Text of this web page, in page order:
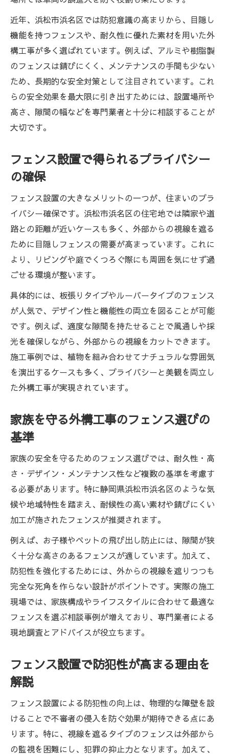
近年、浜松市浜名区では防犯意識の高まりから、目隠し
機能を持つフェンスや、耐久性に優れた素材を用いた外
構工事が多く選ばれています。例えば、アルミや樹脂製
のフェンスは錆びにくく、メンテナンスの手間も少ない
ため、長期的な安全対策として注目されています。これ
らの安全効果を最大限に引き出すためには、設置場所や
高さ、隙間の幅などを専門業者と十分に相談することが
大切です。
フェンス設置で得られるプライバシー
の確保
フェンス設置の大きなメリットの一つが、住まいのプラ
イバシー確保です。浜松市浜名区の住宅地では隣家や道
路との距離が近いケースも多く、外部からの視線を遮る
ために目隠しフェンスの需要が高まっています。これに
より、リビングや庭でくつろぐ際にも周囲を気にせず過
ごせる環境が整います。
具体的には、板張りタイプやルーバータイプのフェンス
が人気で、デザイン性と機能性の両立を図ることが可能
です。例えば、適度な隙間を持たせることで風通しや採
光を確保しながら、外部からの視線をカットできます。
施工事例では、植物を組み合わせてナチュラルな雰囲気
を演出するケースも多く、プライバシーと美観を両立し
た外構工事が実現されています。
家族を守る外構工事のフェンス選びの
基準
家族の安全を守るためのフェンス選びでは、耐久性・高
さ・デザイン・メンテナンス性など複数の基準を考慮す
る必要があります。特に静岡県浜松市浜名区のような気
候や地域特性を踏まえ、耐候性の高い素材や錆びにくい
加工が施されたフェンスが推奨されます。
例えば、お子様やペットの飛び出し防止には、隙間が狭
く十分な高さのあるフェンスが適しています。加えて、
防犯性を強化するためには、外からの視線を遮りつつも
完全な死角を作らない設計がポイントです。実際の施工
現場では、家族構成やライフスタイルに合わせて最適な
フェンスを選ぶ相談事例が増えており、専門業者による
現地調査とアドバイスが役立ちます。
フェンス設置で防犯性が高まる理由を
解説
フェンス設置による防犯性の向上は、物理的な障壁を設
けることで不審者の侵入を防ぐ効果が期待できる点にあ
ります。特に、視線を遮るタイプのフェンスは外部から
の監視を困難にし、犯罪の抑止力となります。加えて、